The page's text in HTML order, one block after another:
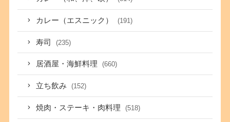
カレー（エスニック） (191)
寿司 (235)
居酒屋・海鮮料理 (660)
立ち飲み (152)
焼肉・ステーキ・肉料理 (518)